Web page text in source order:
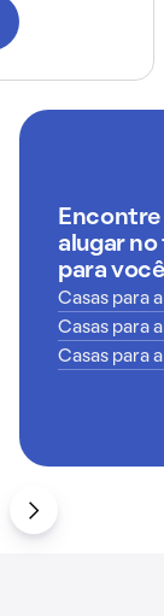
Encontre
alugar
para você
Casas para
Casas para
Casas para